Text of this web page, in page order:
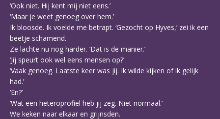
‘Ook niet. Hij kent mij niet eens.’
‘Maar je weet genoeg over hem.’
Ik bloosde. Ik voelde me betrapt. ‘Gezocht op Hyves,’ zei ik een
beetje schamend.
Ze lachte nu nog harder. ‘Dat is de manier.’
‘Jij speurt ook wel eens mensen op?’
‘Vaak genoeg. Laatste keer was jij. Ik wilde kijken of ik gelijk
had.’
‘En?’
‘Wat een heteroprofiel heb jij zeg. Niet normaal.’
We keken naar elkaar en grijnsden.